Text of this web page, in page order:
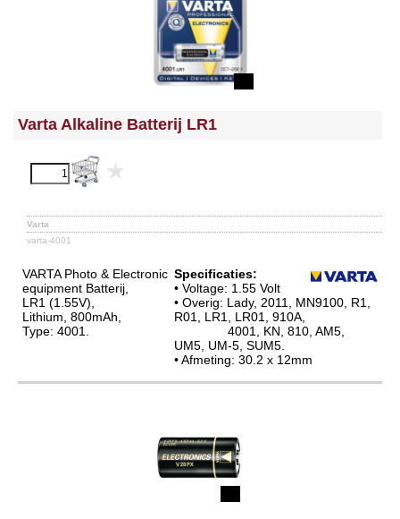
Varta Alkaline Batterij LR1
Varta
varta-4001
VARTA Photo & Electronic
equipment Batterij,
LR1 (1.55V),
Lithium, 800mAh,
Type: 4001.
Specificaties:
• Voltage: 1.55 Volt
• Overig: Lady, 2011, MN9100, R1,
R01, LR1, LR01, 910A,
4001, KN, 810, AM5,
UM5, UM-5, SUM5.
• Afmeting: 30.2 x 12mm